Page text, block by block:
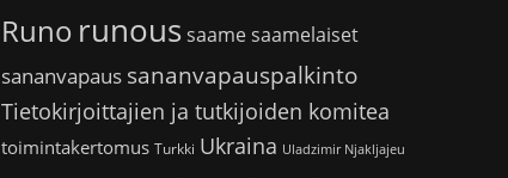
Runo runoussaamesaamelaiset
sananvapaus sananvapauspalkinto
Tietokirjoittajien ja tutkijoiden komitea
toimintakertomus Turkki Ukraina Uladzimir Njakljajeu